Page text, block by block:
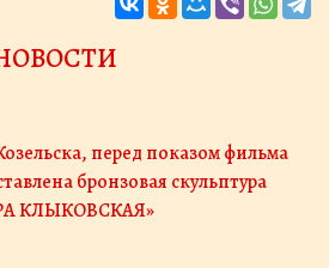
перед показом фильма
бронзовая скульптура
КЛЫКОВСКАЯ»